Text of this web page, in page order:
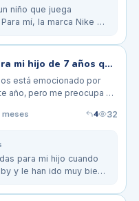
niño que juega
mí, la marca Nike ha
lateral,…
Eligiendo zapatillas para mi hijo de 7 años que empieza a jugar al rugby
está emocionado por
año, pero me preocupa un
las más adecuadas para
meses 4 32
para mi hijo cuando
y le han ido muy bien.
de que…